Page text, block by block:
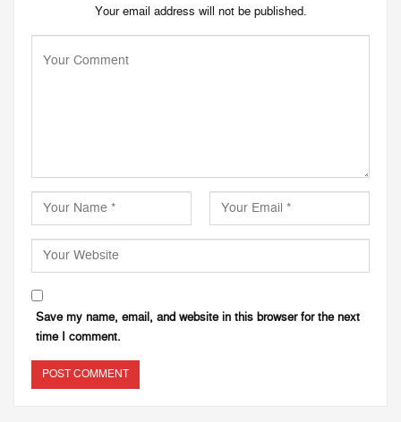
Your email address will not be published.
Save my name, email, and website in this browser for the next
time I comment.